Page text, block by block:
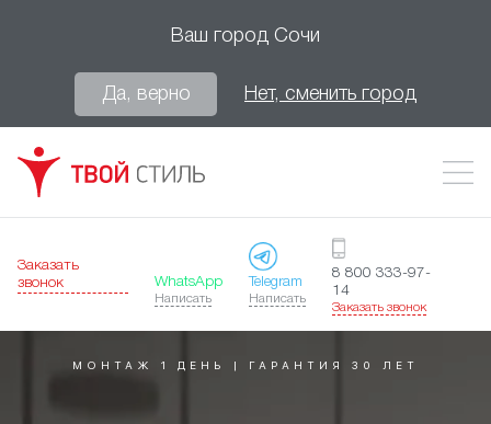
Ваш город Сочи
Да, верно Нет, сменить город
Заказать
звонок
WhatsApp
Написать
Telegram
Написать
8 800 333-97-
14
Заказать звонок
МОНТАЖ 1 ДЕНЬ | ГАРАНТИЯ 30 ЛЕТ